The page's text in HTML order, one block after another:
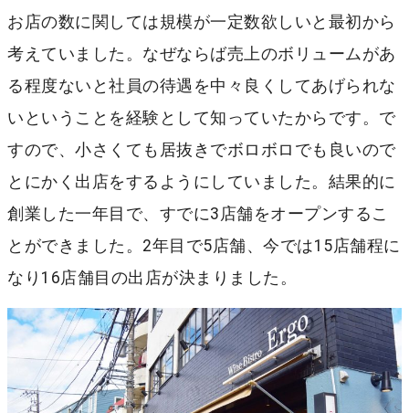
お店の数に関しては規模が一定数欲しいと最初から
考えていました。なぜならば売上のボリュームがあ
る程度ないと社員の待遇を中々良くしてあげられな
いということを経験として知っていたからです。で
すので、小さくても居抜きでボロボロでも良いので
とにかく出店をするようにしていました。結果的に
創業した一年目で、すでに3店舗をオープンするこ
とができました。2年目で5店舗、今では15店舗程に
なり16店舗目の出店が決まりました。